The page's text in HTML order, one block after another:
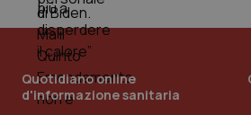
Quotidiano online
d'informazione sanitaria
_ga_KM60CM4NPH